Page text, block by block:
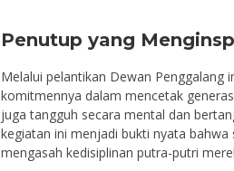
Penutup yang
Melalui pelantikan Dewan Penggalang
komitmennya dalam mencetak
juga tangguh secara mental dan
kegiatan ini menjadi bukti nyata
mengasah kedisiplinan putra-putri